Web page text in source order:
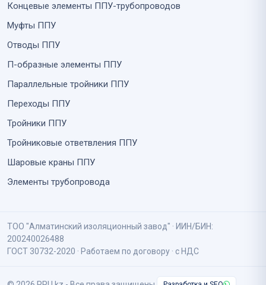
Концевые элементы ППУ-трубопроводов
Муфты ППУ
Отводы ППУ
П-образные элементы ППУ
Параллельные тройники ППУ
Переходы ППУ
Тройники ППУ
Тройниковые ответвления ППУ
Шаровые краны ППУ
Элементы трубопровода
ТОО "Алматинский изоляционный завод" · ИИН/БИН:
200240026488
ГОСТ 30732-2020 · Работаем по договору · с НДС